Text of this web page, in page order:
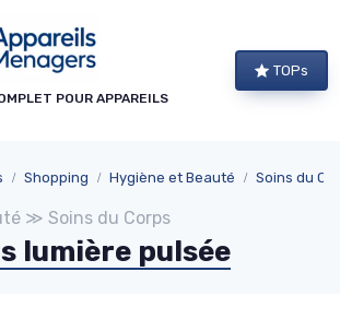
POUR APPAREILS
TOPs
Shopping Hygiène et Beauté Soins du
≫ Soins du Corps
lumière pulsée
des cookies